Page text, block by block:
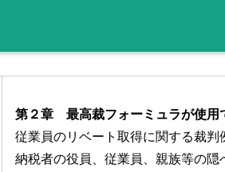
第２章 最高裁フォーミュラが使用
従業員のリベート取得に関する裁判
納税者の役員、従業員、親族等の隠